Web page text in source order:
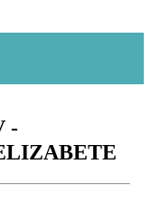
-